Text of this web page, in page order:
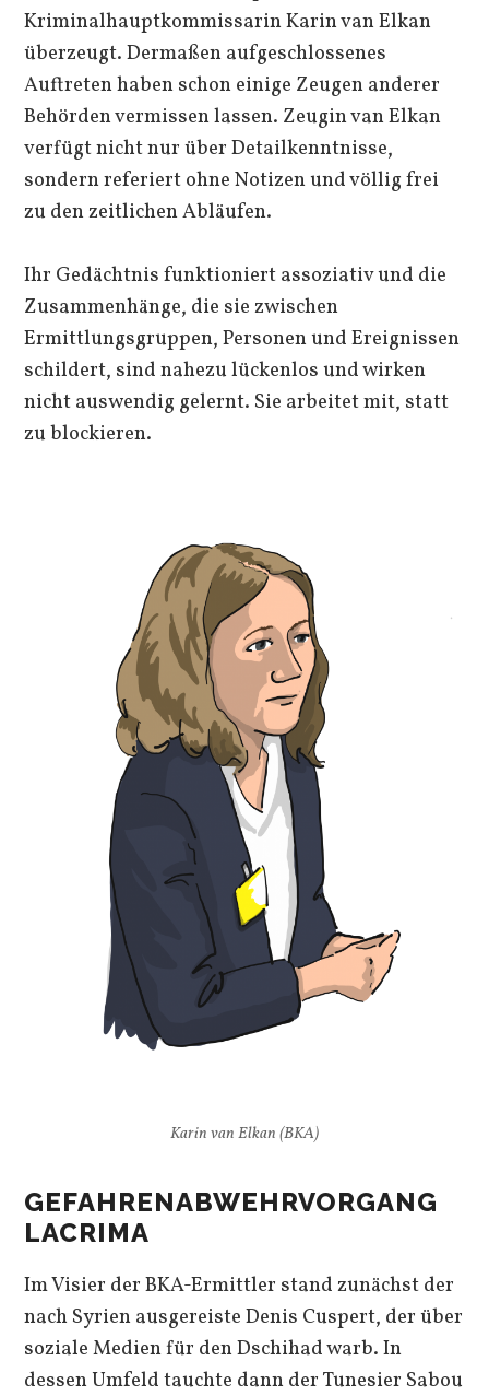
Kriminalhauptkommissarin Karin van Elkan
überzeugt. Dermaßen aufgeschlossenes
Auftreten haben schon einige Zeugen anderer
Behörden vermissen lassen. Zeugin van Elkan
verfügt nicht nur über Detailkenntnisse,
sondern referiert ohne Notizen und völlig frei
zu den zeitlichen Abläufen.
Ihr Gedächtnis funktioniert assoziativ und die
Zusammenhänge, die sie zwischen
Ermittlungsgruppen, Personen und Ereignissen
schildert, sind nahezu lückenlos und wirken
nicht auswendig gelernt. Sie arbeitet mit, statt
zu blockieren.
Karin van Elkan (BKA)
GEFAHRENABWEHRVORGANG
LACRIMA
Im Visier der BKA-Ermittler stand zunächst der
nach Syrien ausgereiste Denis Cuspert, der über
soziale Medien für den Dschihad warb. In
dessen Umfeld tauchte dann der Tunesier Sabou